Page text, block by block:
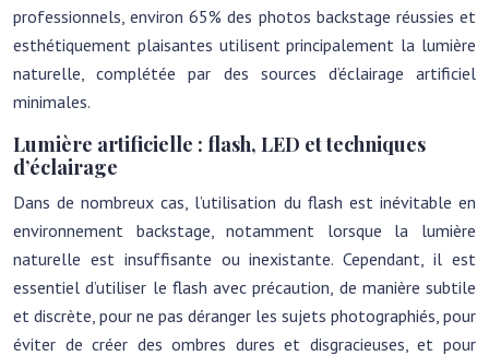
professionnels, environ 65% des photos backstage réussies et
esthétiquement plaisantes utilisent principalement la lumière
naturelle, complétée par des sources d’éclairage artificiel
minimales.
Lumière artificielle : flash, LED et techniques
d’éclairage
Dans de nombreux cas, l’utilisation du flash est inévitable en
environnement backstage, notamment lorsque la lumière
naturelle est insuffisante ou inexistante. Cependant, il est
essentiel d’utiliser le flash avec précaution, de manière subtile
et discrète, pour ne pas déranger les sujets photographiés, pour
éviter de créer des ombres dures et disgracieuses, et pour